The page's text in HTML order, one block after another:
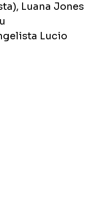
Luana Jones
Lucio